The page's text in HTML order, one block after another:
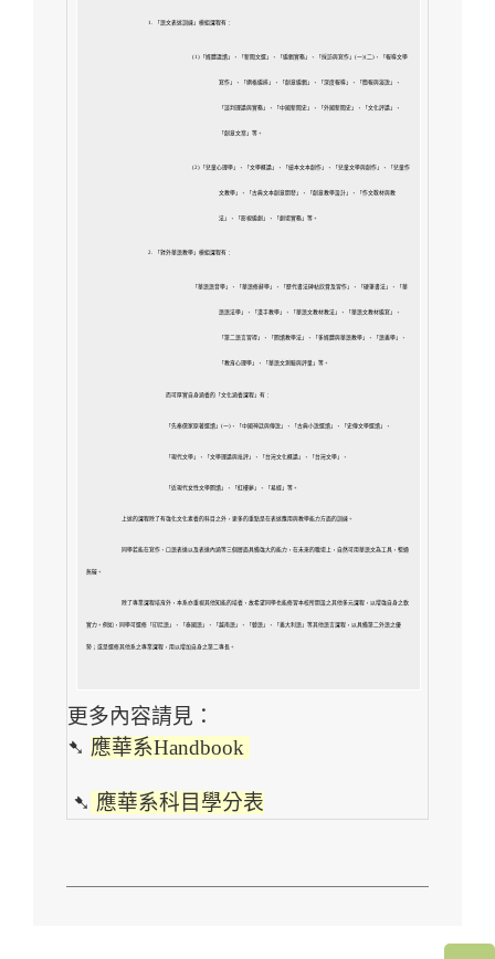
1. 「語文表述訓練」模組課程有：
(1)「媒體識讀」、「新聞文選」、「編輯實務」、「採訪與寫作」(一)(二)、「報導文學
寫作」、「網格編排」、「創意編輯」、「深度報導」、「簡報與演說」、
「談判理論與實務」、 「中國新聞史」、「外國新聞史」、「文化評論」、
「創意文案」等。
(2)「兒童心理學」、「文學概論」、「繪本文本創作」、「兒童文學與創作」、「兒童作
文教學」、「古典文本創意開發」、「創意教學設計」、「作文敎材與教
法」、「影視編劇」、 「劇場實務」等。
2. 「對外華語教學」模組課程有：
「華語語音學」、「華語修辭學」、「歷代書法碑帖欣賞及習作」、「硬筆書法」、「華
語語法學」、「漢字教學」、「華語文教材教法」、「華語文教材編寫」、
「第二語言習得」、「閱讀教學法」、「多媒體與華語教學」、「語義學」、
「教育心理學」、「華語文測驗與評量」等。
而可厚實自身涵養的「文化涵養課程」有：
「先秦儒家原著選讀」(一)、「中國神話與傳說」、「古典小說選讀」、「史傳文學選讀」、
「現代文學」、「文學理論與批評」、「台灣文化概論」、「台灣文學」、
「近現代女性文學閱讀」、 「紅樓夢」、「易經」等。
上述的課程除了有強化文化素養的科目之外，更多的重點是在表述應用與教學能力方面的訓練。
同學若能在寫作、口語表達以及表達內涵等三個層面具備強大的能力， 在未來的職場上，自然可用華語文為工具，暢通
無礙。
除了專業課程培育外，本系亦重視其他知能的培養， 故希望同學也能修習本校所開設之其他多元課程，以增強自身之軟
實力。 例如，同學可選修「印尼語」、「泰國語」、「越南語」、「韓語」、「義大利語」等其他語言課程， 以具備第二外語之優
勢；或是選修其他系之專業課程，用以增加自身之第二專長。
更多內容請見：
➷ 應華系Handbook
➷ 應華系科目學分表